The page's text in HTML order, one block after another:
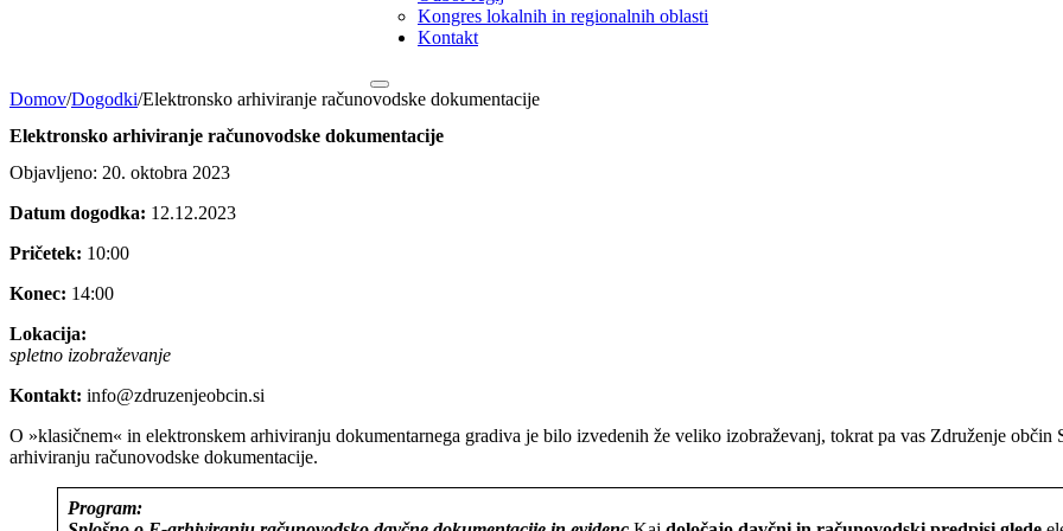
Kongres lokalnih in regionalnih oblasti
Kontakt
Domov/Dogodki/Elektronsko arhiviranje računovodske dokumentacije
Elektronsko arhiviranje računovodske dokumentacije
Objavljeno: 20. oktobra 2023
Datum dogodka: 12.12.2023
Pričetek: 10:00
Konec: 14:00
Lokacija:
spletno izobraževanje
Kontakt: info@zdruzenjeobcin.si
O »klasičnem« in elektronskem arhiviranju dokumentarnega gradiva je bilo izvedenih že veliko izobraževanj, tokrat pa vas Združenje
arhiviranju računovodske dokumentacije.
Program: